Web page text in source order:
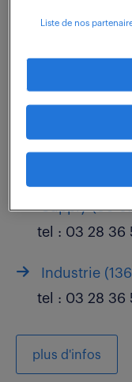
Commerce-
Finance (17
03 28
Supply (80
tel : 03 28 36
Industrie (
tel : 03 28 36
plus d'infos
Liste de nos